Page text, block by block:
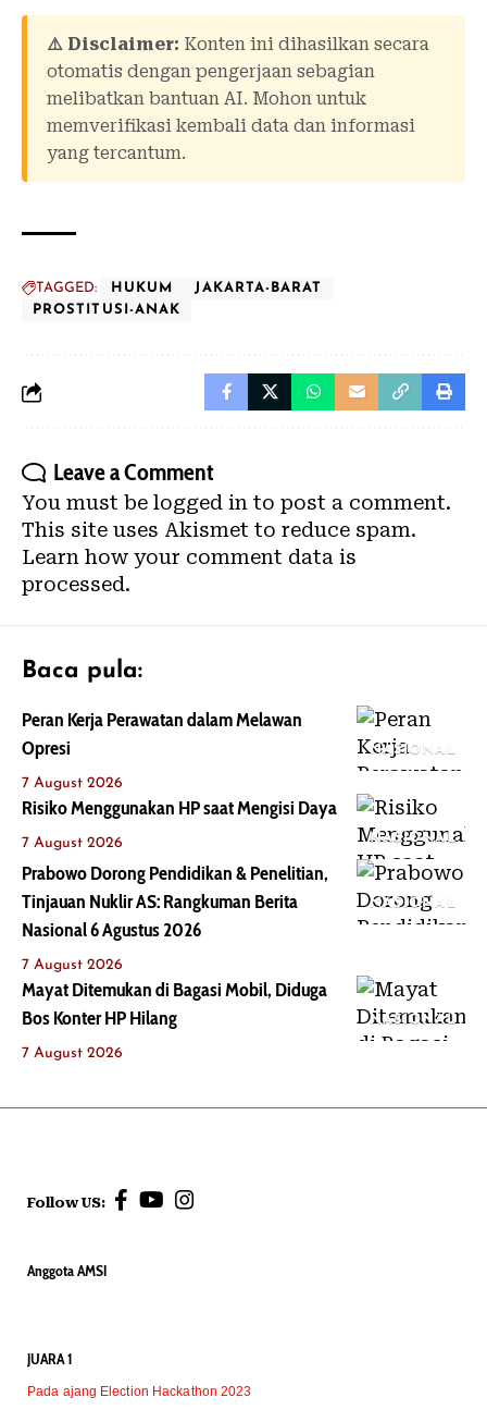
⚠️ Disclaimer: Konten ini dihasilkan secara
otomatis dengan pengerjaan sebagian
melibatkan bantuan AI. Mohon untuk
memverifikasi kembali data dan informasi
yang tercantum.
TAGGED: HUKUM
JAKARTA-BARAT
PROSTITUSI-ANAK
Leave a Comment
You must be logged in to post a comment.
This site uses Akismet to reduce spam.
Learn how your comment data is
processed.
Baca pula:
NASIONAL
Peran Kerja Perawatan dalam Melawan
Opresi
7 August 2026
NASIONAL
Risiko Menggunakan HP saat Mengisi Daya
7 August 2026
NASIONAL
Prabowo Dorong Pendidikan & Penelitian,
Tinjauan Nuklir AS: Rangkuman Berita
Nasional 6 Agustus 2026
7 August 2026
NASIONAL
Mayat Ditemukan di Bagasi Mobil, Diduga
Bos Konter HP Hilang
7 August 2026
Follow US:
Anggota AMSI
JUARA 1
Pada ajang Election Hackathon 2023